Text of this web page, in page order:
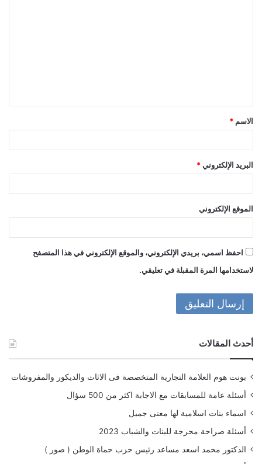
ق
*
الاسم *
البريد الإلكتروني *
الموقع الإلكتروني
احفظ اسمي، بريدي الإلكتروني، والموقع الإلكتروني في هذا المتصفح
لاستخدامها المرة المقبلة في تعليقي.
أحدث المقالات
بونت هوم العلامة التجارية المتخصصة فى الاثاث والديكور والمفروشات
أسئلة عامة للمسابقات مع الاجابة اكثر من 500 سؤال
اسماء بنات اسلامية لها معنى جميل
أسئلة صراحة محرجة للبنات والشباب 2023
الدكتور محمد اسعد مساعد رئيس حزب حماة الوطن ( صور )